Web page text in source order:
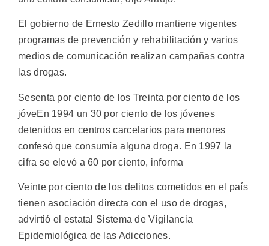
El gobierno de Ernesto Zedillo mantiene vigentes
programas de prevención y rehabilitación y varios
medios de comunicación realizan campañas contra
las drogas.
Sesenta por ciento de los Treinta por ciento de los
jóveEn 1994 un 30 por ciento de los jóvenes
detenidos en centros carcelarios para menores
confesó que consumía alguna droga. En 1997 la
cifra se elevó a 60 por ciento, informa
Veinte por ciento de los delitos cometidos en el país
tienen asociación directa con el uso de drogas,
advirtió el estatal Sistema de Vigilancia
Epidemiológica de las Adicciones.